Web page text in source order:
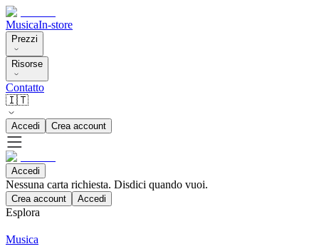
MusicaIn-store
Prezzi
Risorse
Contatto
🇮🇹
Accedi Crea account
Accedi
Nessuna carta richiesta. Disdici quando vuoi.
Crea account Accedi
Esplora
Musica